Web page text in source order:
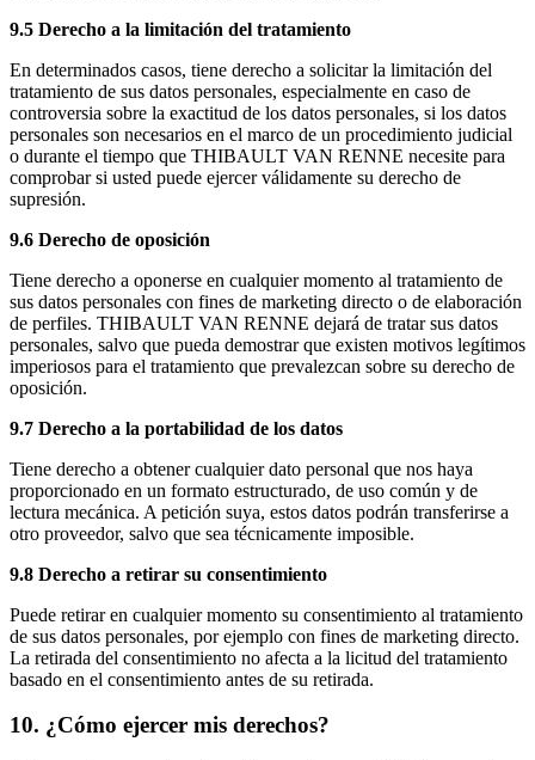
9.5 Derecho a la limitación del tratamiento
En determinados casos, tiene derecho a solicitar la limitación del
tratamiento de sus datos personales, especialmente en caso de
controversia sobre la exactitud de los datos personales, si los datos
personales son necesarios en el marco de un procedimiento judicial
o durante el tiempo que THIBAULT VAN RENNE necesite para
comprobar si usted puede ejercer válidamente su derecho de
supresión.
9.6 Derecho de oposición
Tiene derecho a oponerse en cualquier momento al tratamiento de
sus datos personales con fines de marketing directo o de elaboración
de perfiles. THIBAULT VAN RENNE dejará de tratar sus datos
personales, salvo que pueda demostrar que existen motivos legítimos
imperiosos para el tratamiento que prevalezcan sobre su derecho de
oposición.
9.7 Derecho a la portabilidad de los datos
Tiene derecho a obtener cualquier dato personal que nos haya
proporcionado en un formato estructurado, de uso común y de
lectura mecánica. A petición suya, estos datos podrán transferirse a
otro proveedor, salvo que sea técnicamente imposible.
9.8 Derecho a retirar su consentimiento
Puede retirar en cualquier momento su consentimiento al tratamiento
de sus datos personales, por ejemplo con fines de marketing directo.
La retirada del consentimiento no afecta a la licitud del tratamiento
basado en el consentimiento antes de su retirada.
10. ¿Cómo ejercer mis derechos?